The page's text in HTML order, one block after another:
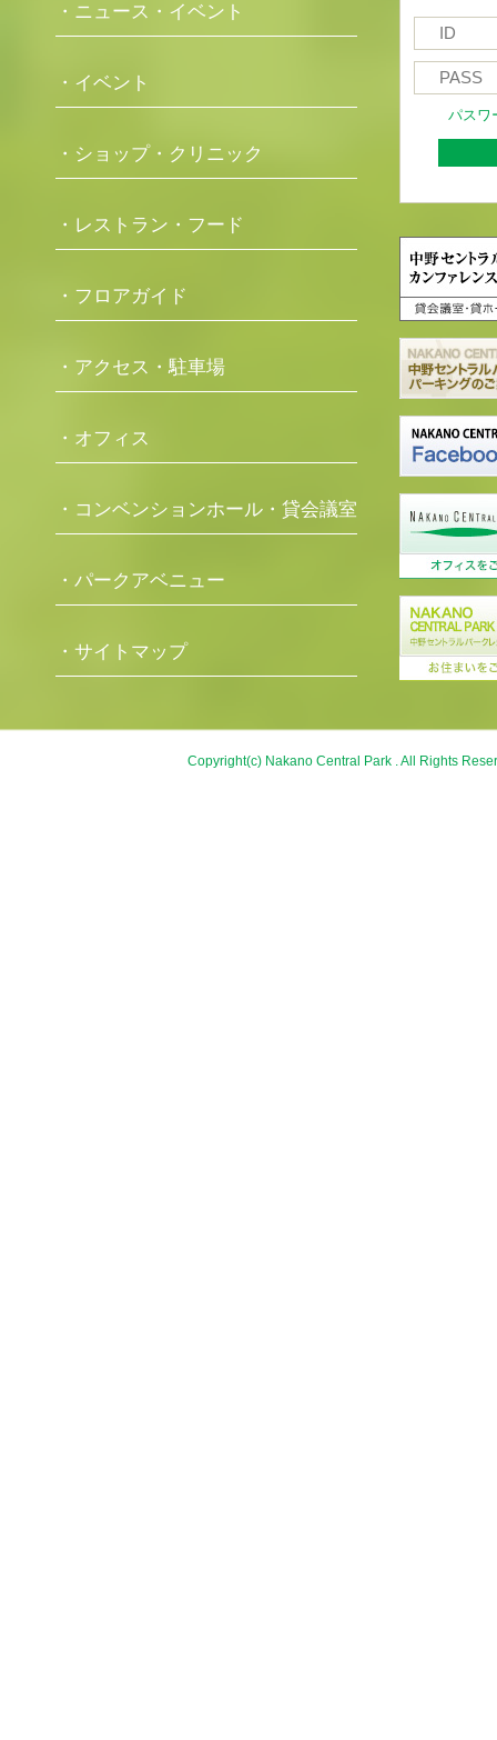
・ニュース・イベント
・イベント
・ショップ・クリニック
・レストラン・フード
・フロアガイド
・アクセス・駐車場
・オフィス
・コンベンションホール・貸会議室
・パークアベニュー
・サイトマップ
パスワ
Copyright(c) Nakano Central Park . All Rights